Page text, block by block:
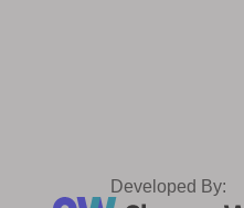
Developed By: